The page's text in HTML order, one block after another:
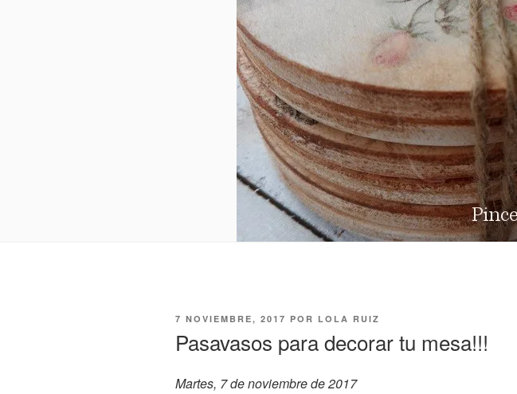
PUBLICADO
7 NOVIEMBRE, 2017 POR LOLA RUIZ
Pasavasos para decorar tu mesa!!!
Martes, 7 de noviembre de 2017